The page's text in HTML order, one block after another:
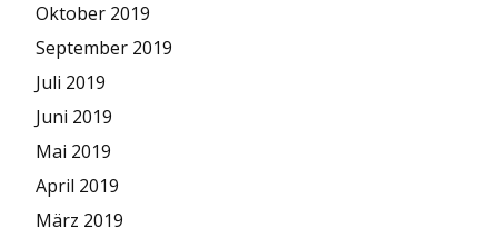
Oktober 2019
September 2019
Juli 2019
Juni 2019
Mai 2019
April 2019
März 2019